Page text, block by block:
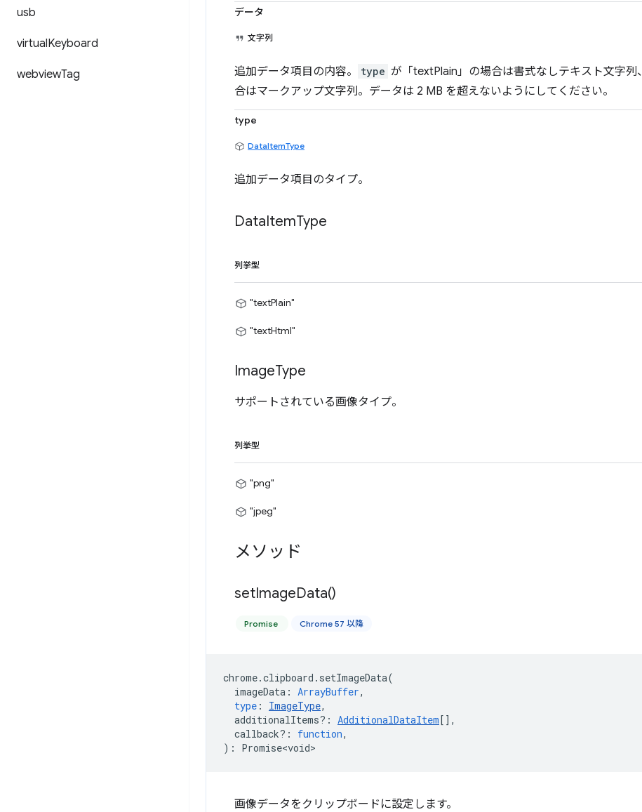
usb
virtualKeyboard
webviewTag
データ
文字列
追加データ項目の内容。 type が「textPlain」の場合は書式なしテキスト文字列、
合はマークアップ文字列。データは 2 MB を超えないようにしてください。
type
DataItemType
追加データ項目のタイプ。
DataItemType
列挙型
"textPlain"
"textHtml"
ImageType
サポートされている画像タイプ。
列挙型
"png"
"jpeg"
メソッド
setImageData()
Promise Chrome 57 以降
chrome.clipboard . setImageData(
imageData : ArrayBuffer,
type : ImageType,
additionalItems? : AdditionalDataItem[],
callback? : function,
) : Promise<void>
画像データをクリップボードに設定します。